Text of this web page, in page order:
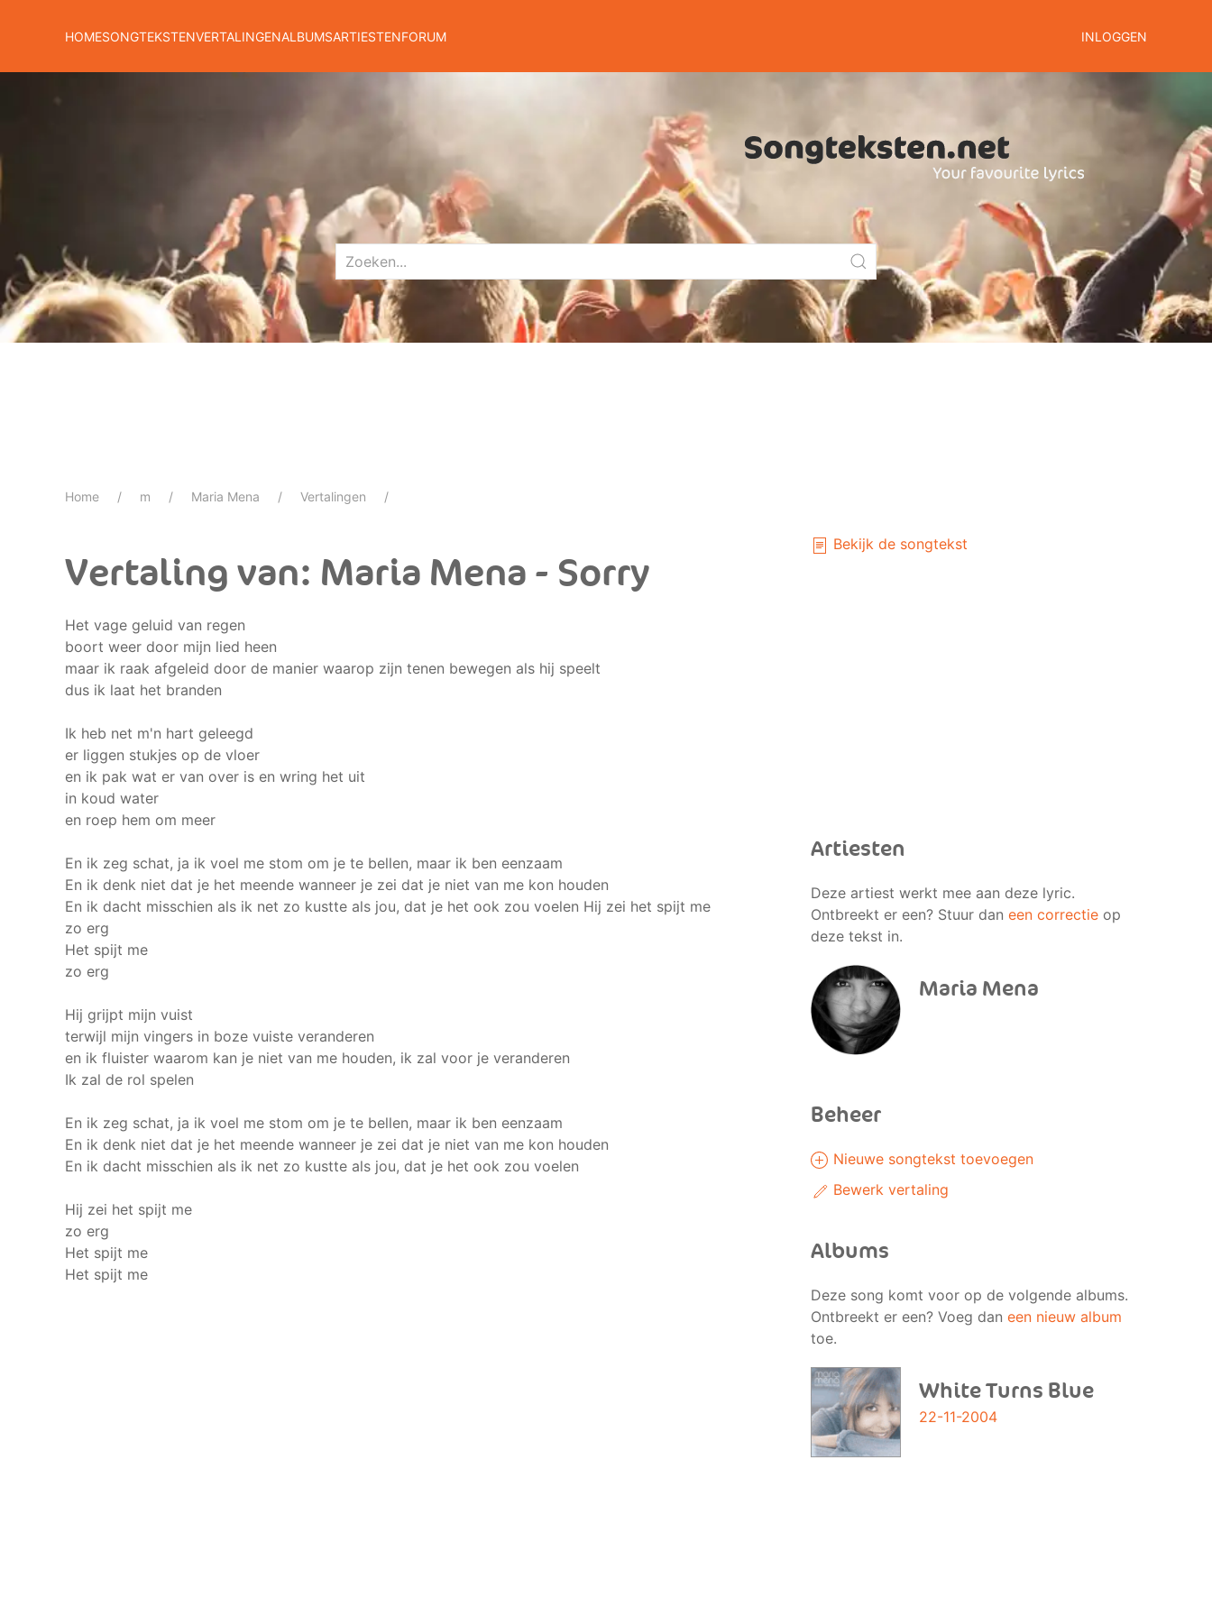
HOMESONGTEKSTENVERTALINGENALBUMSARTIESTENFORUM INLOGGEN
Home m Maria Mena Vertalingen
Vertaling van: Maria Mena - Sorry
Het vage geluid van regen
boort weer door mijn lied heen
maar ik raak afgeleid door de manier waarop zijn tenen bewegen als hij speelt
dus ik laat het branden
Ik heb net m'n hart geleegd
er liggen stukjes op de vloer
en ik pak wat er van over is en wring het uit
in koud water
en roep hem om meer
En ik zeg schat, ja ik voel me stom om je te bellen, maar ik ben eenzaam
En ik denk niet dat je het meende wanneer je zei dat je niet van me kon houden
En ik dacht misschien als ik net zo kustte als jou, dat je het ook zou voelen Hij zei het spijt me
zo erg
Het spijt me
zo erg
Hij grijpt mijn vuist
terwijl mijn vingers in boze vuiste veranderen
en ik fluister waarom kan je niet van me houden, ik zal voor je veranderen
Ik zal de rol spelen
En ik zeg schat, ja ik voel me stom om je te bellen, maar ik ben eenzaam
En ik denk niet dat je het meende wanneer je zei dat je niet van me kon houden
En ik dacht misschien als ik net zo kustte als jou, dat je het ook zou voelen
Hij zei het spijt me
zo erg
Het spijt me
Het spijt me
Bekijk de songtekst
Artiesten
Deze artiest werkt mee aan deze lyric.
Ontbreekt er een? Stuur dan een correctieop
deze tekst in.
Maria Mena
Beheer
Nieuwe songtekst toevoegen
Bewerk vertaling
Albums
Deze song komt voor op de volgende albums.
Ontbreekt er een? Voeg dan een nieuw album
toe.
White Turns Blue
22-11-2004